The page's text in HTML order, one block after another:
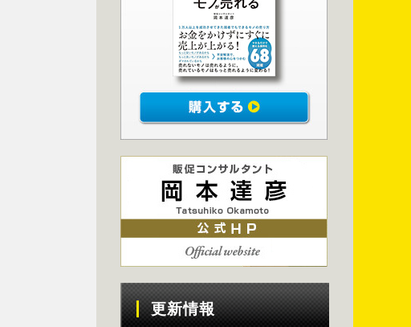
更新情報